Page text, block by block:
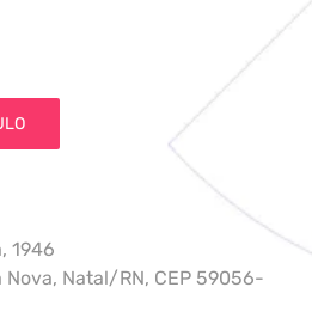
1946
Nova, Natal/RN, CEP 59056-